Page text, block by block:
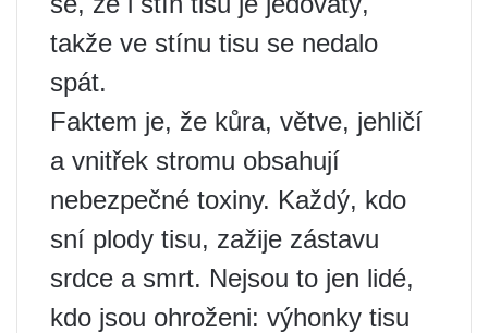
takže ve stínu tisu se nedalo
spát.
Faktem je, že kůra, větve, jehličí
a vnitřek stromu obsahují
nebezpečné toxiny. Každý, kdo
sní plody tisu, zažije zástavu
srdce a smrt. Nejsou to jen lidé,
kdo jsou ohroženi: výhonky tisu